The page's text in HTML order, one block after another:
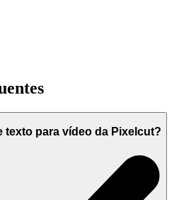
texto para vídeo da Pixelcut?